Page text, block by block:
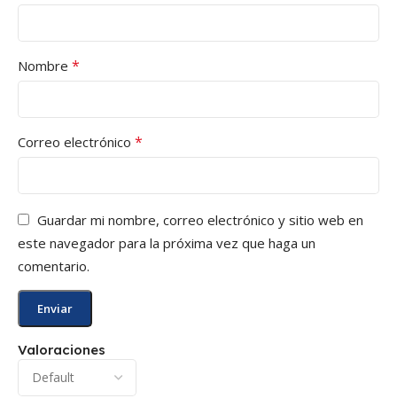
Valoraciones
Nombre *
Correo electrónico *
Guardar mi nombre, correo electrónico y sitio web en
este navegador para la próxima vez que haga un
comentario.